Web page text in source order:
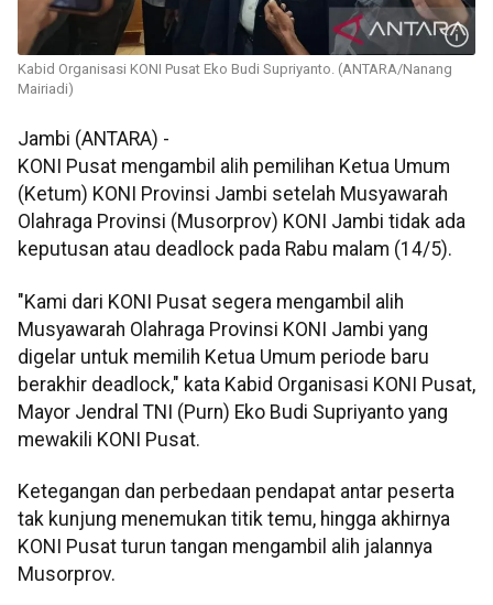
Kabid Organisasi KONI Pusat Eko Budi Supriyanto. (ANTARA/Nanang
Mairiadi)
Jambi (ANTARA) -
KONI Pusat mengambil alih pemilihan Ketua Umum
(Ketum) KONI Provinsi Jambi setelah Musyawarah
Olahraga Provinsi (Musorprov) KONI Jambi tidak ada
keputusan atau deadlock pada Rabu malam (14/5).
"Kami dari KONI Pusat segera mengambil alih
Musyawarah Olahraga Provinsi KONI Jambi yang
digelar untuk memilih Ketua Umum periode baru
berakhir deadlock," kata Kabid Organisasi KONI Pusat,
Mayor Jendral TNI (Purn) Eko Budi Supriyanto yang
mewakili KONI Pusat.
Ketegangan dan perbedaan pendapat antar peserta
tak kunjung menemukan titik temu, hingga akhirnya
KONI Pusat turun tangan mengambil alih jalannya
Musorprov.